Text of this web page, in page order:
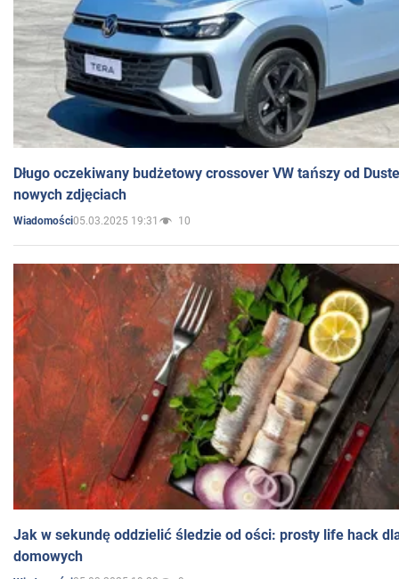
Długo oczekiwany budżetowy crossover VW tańszy od
nowych zdjęciach
Wiadomości05.03.2025 19:31 10
Jak w sekundę oddzielić śledzie od ości: prosty life hack
domowych